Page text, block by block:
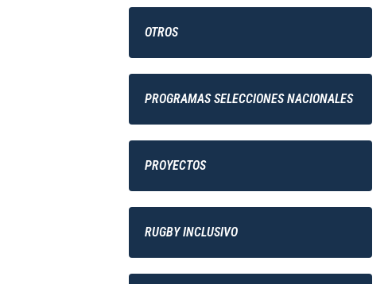
OTROS
PROGRAMAS SELECCIONES NACIONALES
PROYECTOS
RUGBY INCLUSIVO